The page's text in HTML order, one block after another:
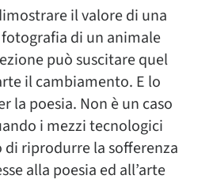
il valore di una
di un animale
può suscitare quel
il cambiamento. E lo
la poesia. Non è un caso
i mezzi tecnologici
riprodurre la sofferenza
alla poesia ed all’arte